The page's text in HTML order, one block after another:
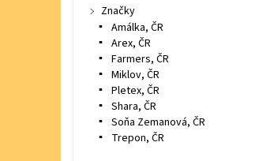
Značky
Amálka, ČR
Arex, ČR
Farmers, ČR
Miklov, ČR
Pletex, ČR
Shara, ČR
Soňa Zemanová, ČR
Trepon, ČR